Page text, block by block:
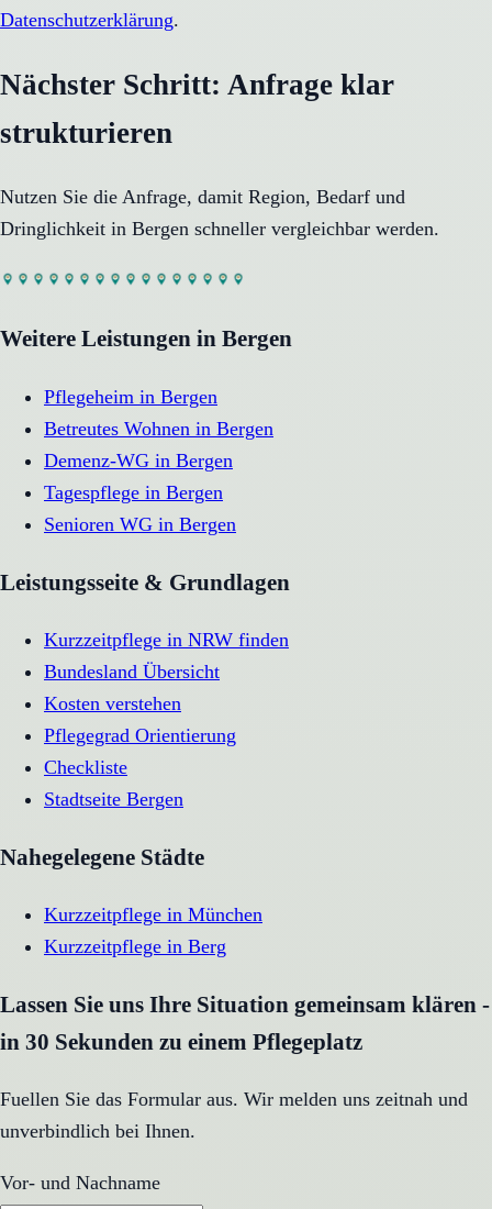
Datenschutzerklärung.
Nächster Schritt: Anfrage klar
strukturieren
Nutzen Sie die Anfrage, damit Region, Bedarf und
Dringlichkeit in Bergen schneller vergleichbar werden.
Weitere Leistungen in Bergen
Pflegeheim in Bergen
Betreutes Wohnen in Bergen
Demenz-WG in Bergen
Tagespflege in Bergen
Senioren WG in Bergen
Leistungsseite & Grundlagen
Kurzzeitpflege in NRW finden
Bundesland Übersicht
Kosten verstehen
Pflegegrad Orientierung
Checkliste
Stadtseite Bergen
Nahegelegene Städte
Kurzzeitpflege in München
Kurzzeitpflege in Berg
Lassen Sie uns Ihre Situation gemeinsam klären -
in 30 Sekunden zu einem Pflegeplatz
Fuellen Sie das Formular aus. Wir melden uns zeitnah und
unverbindlich bei Ihnen.
Vor- und Nachname